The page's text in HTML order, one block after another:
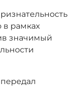
в рамках
значимый